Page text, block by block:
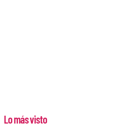
Lo más visto